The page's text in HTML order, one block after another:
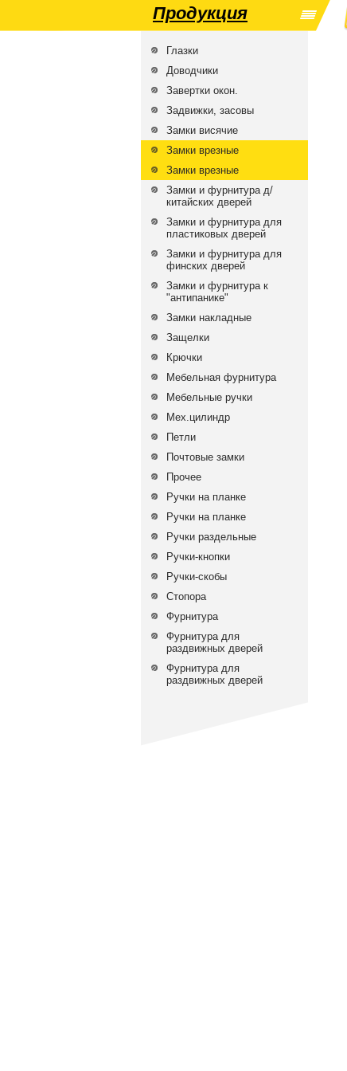
Продукция
Глазки
Доводчики
Завертки окон.
Задвижки, засовы
Замки висячие
Замки врезные
Замки врезные
Замки и фурнитура д/
китайских дверей
Замки и фурнитура для
пластиковых дверей
Замки и фурнитура для
финских дверей
Замки и фурнитура к
"антипанике"
Замки накладные
Защелки
Крючки
Мебельная фурнитура
Мебельные ручки
Мех.цилиндр
Петли
Почтовые замки
Прочее
Ручки на планке
Ручки на планке
Ручки раздельные
Ручки-кнопки
Ручки-скобы
Стопора
Фурнитура
Фурнитура для
раздвижных дверей
Фурнитура для
раздвижных дверей